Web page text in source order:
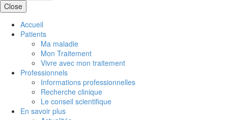
Close
Accueil
Patients
Ma maladie
Mon Traitement
Vivre avec mon traitement
Professionnels
Informations professionnelles
Recherche clinique
Le conseil scientifique
En savoir plus